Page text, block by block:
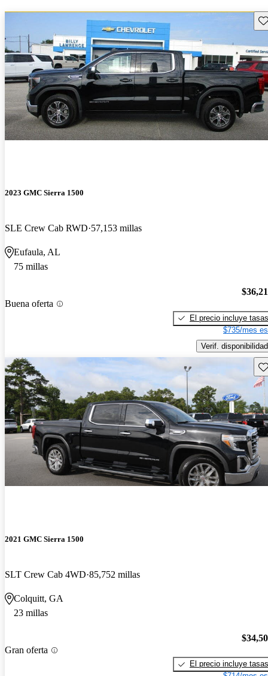
2023 GMC Sierra 1500
SLE Crew Cab RWD 57,153 millas
Eufaula, AL
75 millas
Buena oferta
El precio incluye tasas
$735/mes
Verif. disponibilidad
2021 GMC Sierra 1500
SLT Crew Cab 4WD 85,752 millas
Colquitt, GA
23 millas
Gran oferta
El precio incluye tasas